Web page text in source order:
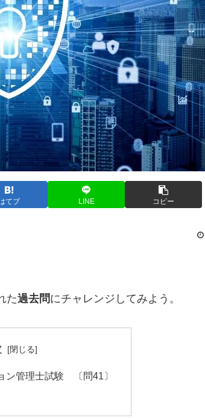
てブ LINE コピー
た過去問にチャレンジしてみよう。
管理士試験 〔問41〕